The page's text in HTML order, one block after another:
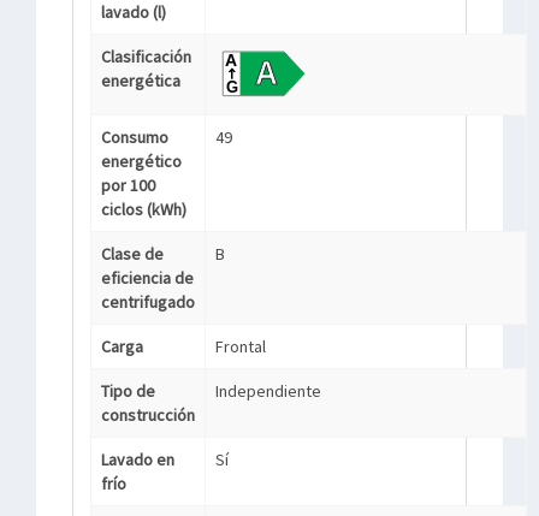
lavado (l)
Clasificación
energética
Consumo
energético
por 100
ciclos (kWh)
49
Clase de
eficiencia de
centrifugado
B
Carga Frontal
Tipo de
construcción
Independiente
Lavado en
frío
Sí